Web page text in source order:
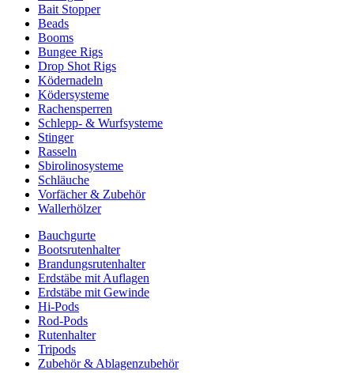
Bait Stopper
Beads
Booms
Bungee Rigs
Drop Shot Rigs
Ködernadeln
Ködersysteme
Rachensperren
Schlepp- & Wurfsysteme
Stinger
Rasseln
Sbirolinosysteme
Schläuche
Vorfächer & Zubehör
Wallerhölzer
Bauchgurte
Bootsrutenhalter
Brandungsrutenhalter
Erdstäbe mit Auflagen
Erdstäbe mit Gewinde
Hi-Pods
Rod-Pods
Rutenhalter
Tripods
Zubehör & Ablagenzubehör